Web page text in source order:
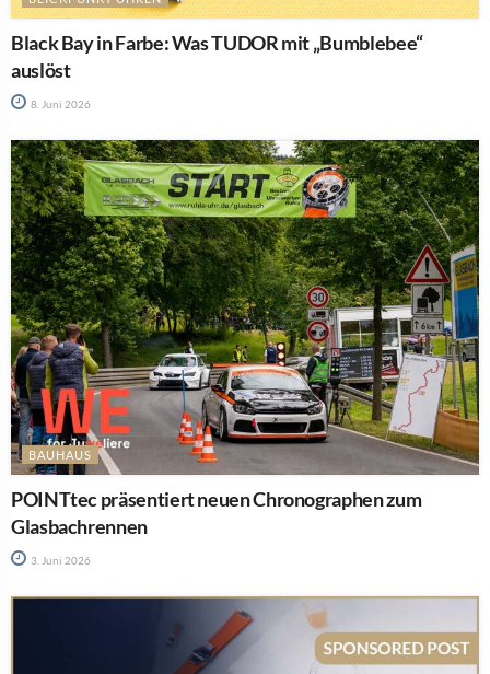
Black Bay in Farbe: Was TUDOR mit „Bumblebee“
auslöst
8. Juni 2026
BAUHAUS
POINTtec präsentiert neuen Chronographen zum
Glasbachrennen
3. Juni 2026